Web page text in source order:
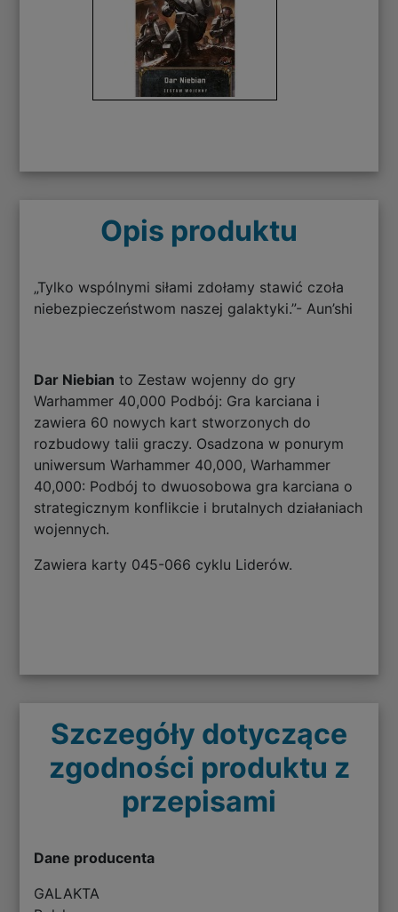
Opis produktu
„Tylko wspólnymi siłami zdołamy stawić czoła
niebezpieczeństwom naszej galaktyki.”- Aun’shi
Dar Niebian to Zestaw wojenny do gry
Warhammer 40,000 Podbój: Gra karciana i
zawiera 60 nowych kart stworzonych do
rozbudowy talii graczy. Osadzona w ponurym
uniwersum Warhammer 40,000, Warhammer
40,000: Podbój to dwuosobowa gra karciana o
strategicznym konflikcie i brutalnych działaniach
wojennych.
Zawiera karty 045-066 cyklu Liderów.
Szczegóły dotyczące
zgodności produktu z
przepisami
Dane producenta
GALAKTA